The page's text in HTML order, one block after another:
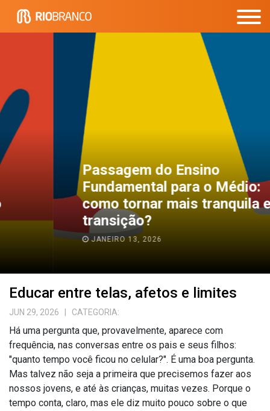
Passagem do Ensino
Fundamental para o Médio:
como tornar mais tranquila essa
transição?
JANEIRO 13, 2026
Educar entre telas, afetos e limites
JUN 29, 2026 | CATEGORIA:
Há uma pergunta que, provavelmente, aparece com
frequência, nas conversas entre os pais e seus filhos:
"quanto tempo você ficou no celular?". É uma boa pergunta.
Mas talvez não seja a primeira que precisemos fazer aos
nossos jovens, e até às crianças, muitas vezes. Porque o
tempo conta, claro, mas ele diz muito pouco sobre o que